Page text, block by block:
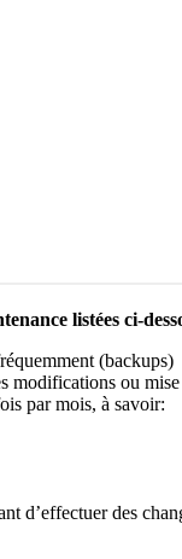
listées ci-
(backups)
modifications ou
par mois, à savoir:
d’effectuer des